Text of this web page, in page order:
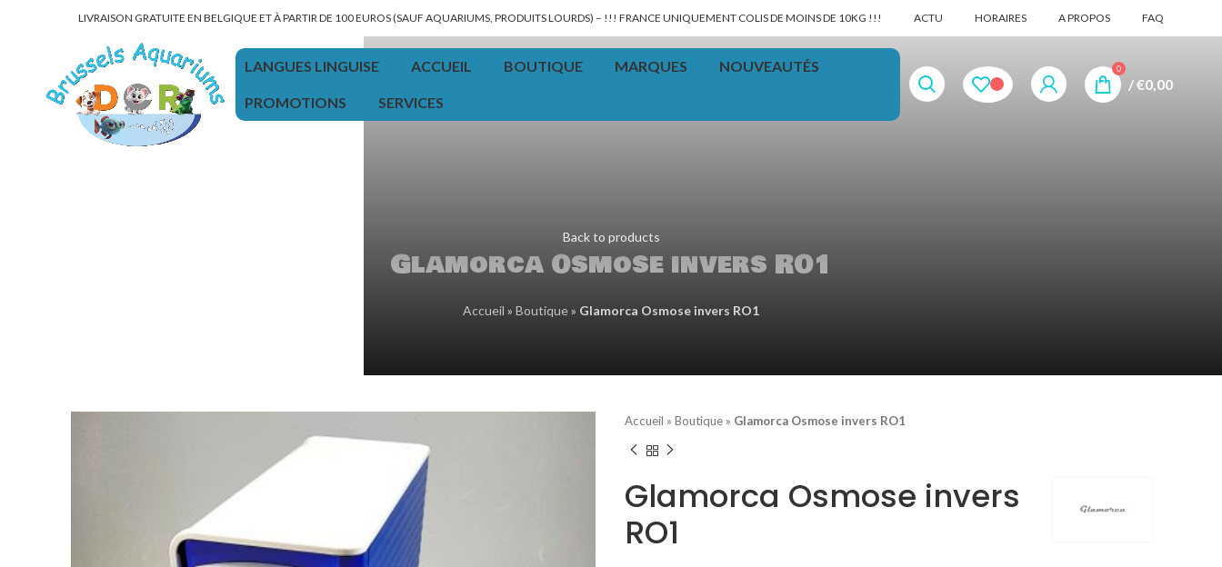
LIVRAISON GRATUITE EN BELGIQUE ET À PARTIR DE 100 EUROS (SAUF AQUARIUMS, PRODUITS LOURDS) – !!! FRANCE UNIQUEMENT COLIS DE MOINS DE 10KG !!! ACTU HORAIRES A PROPOS FAQ
LANGUES LINGUISE ACCUEIL BOUTIQUE MARQUES NOUVEAUTÉS
PROMOTIONS SERVICES
0
/€0,00
Back to products
Glamorca Osmose invers RO1
Accueil » Boutique» Glamorca Osmose invers RO1
Accueil » Boutique » Glamorca Osmose invers RO1
Glamorca Osmose invers
RO1